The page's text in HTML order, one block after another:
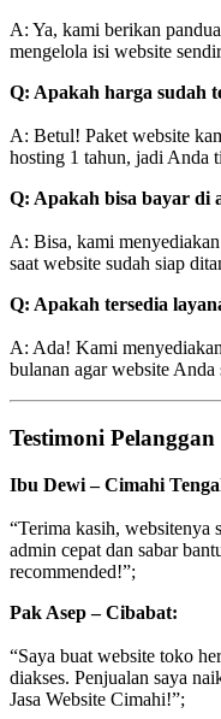
A: Ya, kami berikan
mengelola isi website
Q: Apakah harga sudah
A: Betul! Paket website
hosting 1 tahun, jadi Anda
Q: Apakah bisa bayar di
A: Bisa, kami
saat website sudah siap
Q: Apakah tersedia
A: Ada! Kami
bulanan agar website
Testimoni
Ibu Dewi – Cimahi
“Terima kasih, websitenya
admin cepat dan sabar
recommended!”;
Pak Asep – Cibabat:
“Saya buat website toko
diakses. Penjualan saya
Jasa Website Cimahi!”;